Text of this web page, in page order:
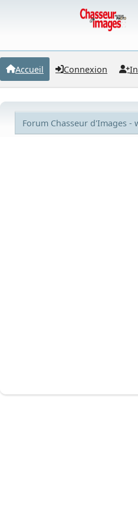
Accueil Connexion
Forum Chasseur d'Images -